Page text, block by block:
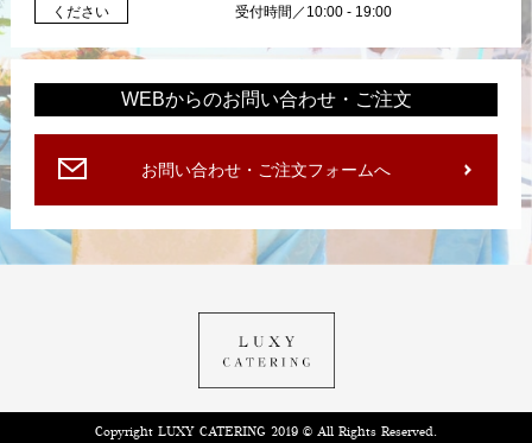
ください
受付時間／10:00 - 19:00
WEBからのお問い合わせ・ご注文
お問い合わせ・ご注文フォームへ
Copyright LUXY CATERING 2019 © All Rights Reserved.